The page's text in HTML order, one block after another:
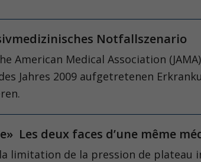
Notfallszenario
American Medical Association
Jahres 2009 aufgetretenen
Les deux faces d’une même
limitation de la pression de plateau